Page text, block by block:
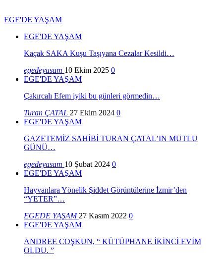
EGE'DE YAŞAM
EGE'DE YAŞAM
Kaçak SAKA Kuşu Taşıyana Cezalar Kesildi…
egedeyasam 10 Ekim 2025 0
EGE'DE YAŞAM
Çakırcalı Efem iyiki bu günleri görmedin…
Turan ÇATAL 27 Ekim 2024 0
EGE'DE YAŞAM
GAZETEMİZ SAHİBİ TURAN ÇATAL’IN MUTLU
GÜNÜ…
egedeyasam 10 Şubat 2024 0
EGE'DE YAŞAM
Hayvanlara Yönelik Şiddet Görüntülerine İzmir’den
“YETER”…
EGEDE YAŞAM 27 Kasım 2022 0
EGE'DE YAŞAM
ANDREE COŞKUN, “ KÜTÜPHANE İKİNCİ EVİM
OLDU. ”